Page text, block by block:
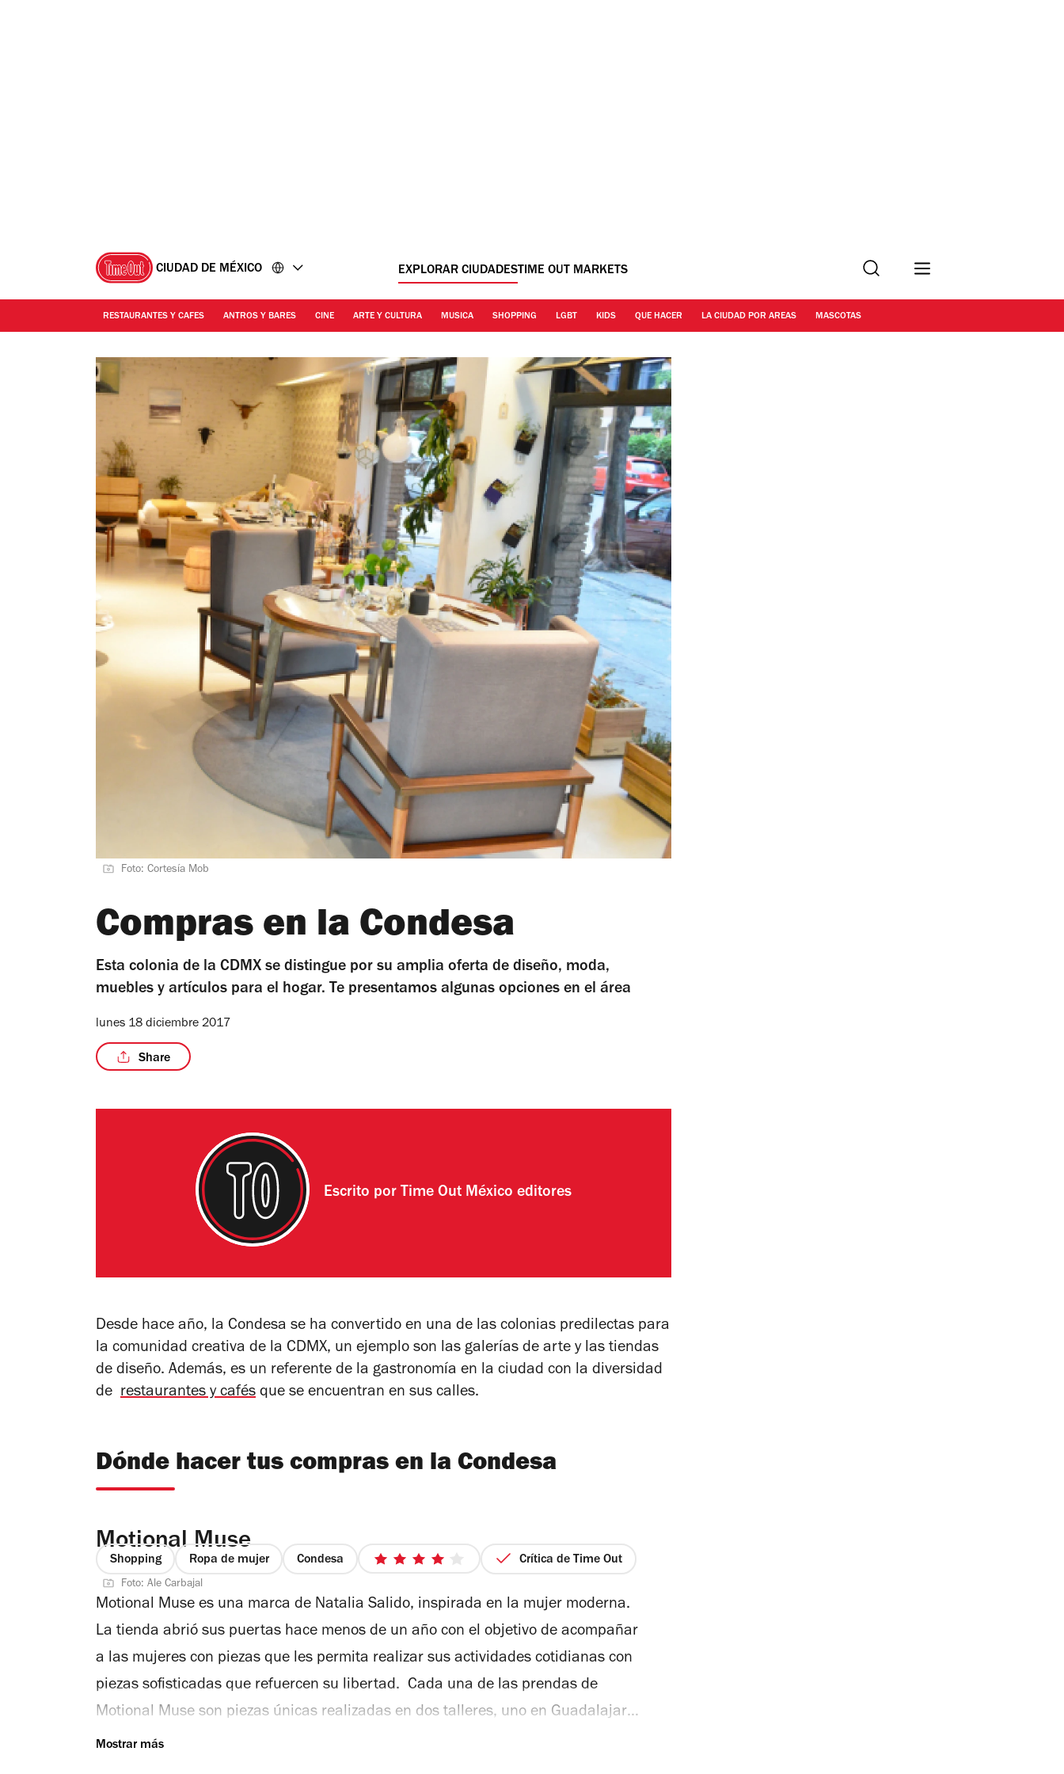
CIUDAD DE MÉXICO EXPLORAR CIUDADESTIME OUT MARKETS Buscar
RESTAURANTES Y CAFES ANTROS Y BARES CINE ARTE Y CULTURA MUSICA SHOPPING LGBT KIDS QUE HACER LA CIUDAD POR AREAS MASCOTAS
Foto: Cortesía Mob
Compras en la Condesa
Esta colonia de la CDMX se distingue por su amplia oferta de diseño, moda,
muebles y artículos para el hogar. Te presentamos algunas opciones en el área
lunes 18 diciembre 2017
Share
Escrito por Time Out México editores
Desde hace año, la Condesa se ha convertido en una de las colonias predilectas para
la comunidad creativa de la CDMX, un ejemplo son las galerías de arte y las tiendas
de diseño. Además, es un referente de la gastronomía en la ciudad con la diversidad
de restaurantes y cafés que se encuentran en sus calles.
Dónde hacer tus compras en la Condesa
Motional Muse
Shopping Ropa de mujer Condesa
4
5
estrellas
Crítica de Time Out
Foto: Ale Carbajal
Motional Muse es una marca de Natalia Salido, inspirada en la mujer moderna.
La tienda abrió sus puertas hace menos de un año con el objetivo de acompañar
a las mujeres con piezas que les permita realizar sus actividades cotidianas con
piezas sofisticadas que refuercen su libertad. Cada una de las prendas de
Motional Muse son piezas únicas realizadas en dos talleres, uno en Guadalajara y
otro en la Ciudad de México. Así que encontrarás colecciones limitadas y